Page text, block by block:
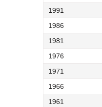
1991
1986
1981
1976
1971
1966
1961